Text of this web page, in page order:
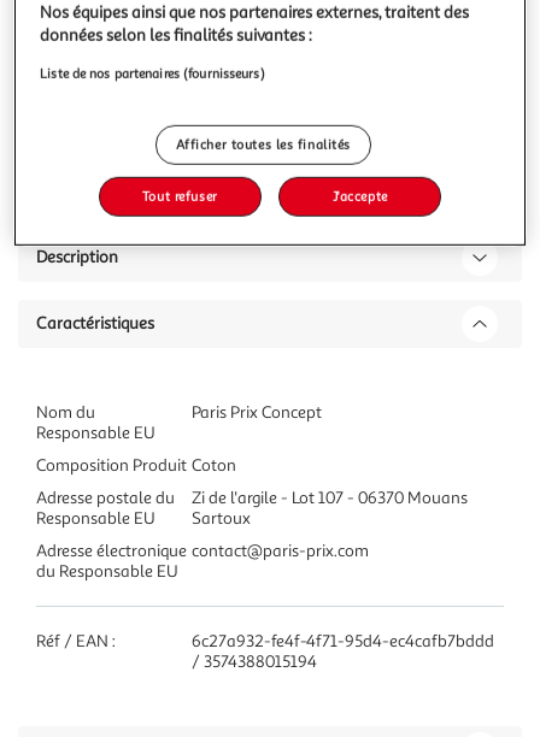
Vendu parParis Prix
Description
Caractéristiques
Nom du
Responsable EU
Paris Prix Concept
Composition Produit Coton
Adresse postale du
Responsable EU
Zi de l'argile - Lot 107 - 06370 Mouans
Sartoux
Adresse électronique
du Responsable EU
contact@paris-prix.com
Réf / EAN :
6c27a932-fe4f-4f71-95d4-ec4cafb7bddd
/ 3574388015194
Nos équipes ainsi que nos partenaires externes, traitent des
données selon les finalités suivantes :
Liste de nos partenaires (fournisseurs)
Afficher toutes les finalités
Tout refuser J'accepte